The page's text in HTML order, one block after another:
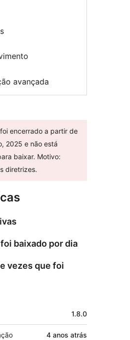
avançada
encerrado a partir de
2025 e não está
baixar. Motivo:
diretrizes.
baixado por dia
vezes que foi
1.8.0
4 anos atrás